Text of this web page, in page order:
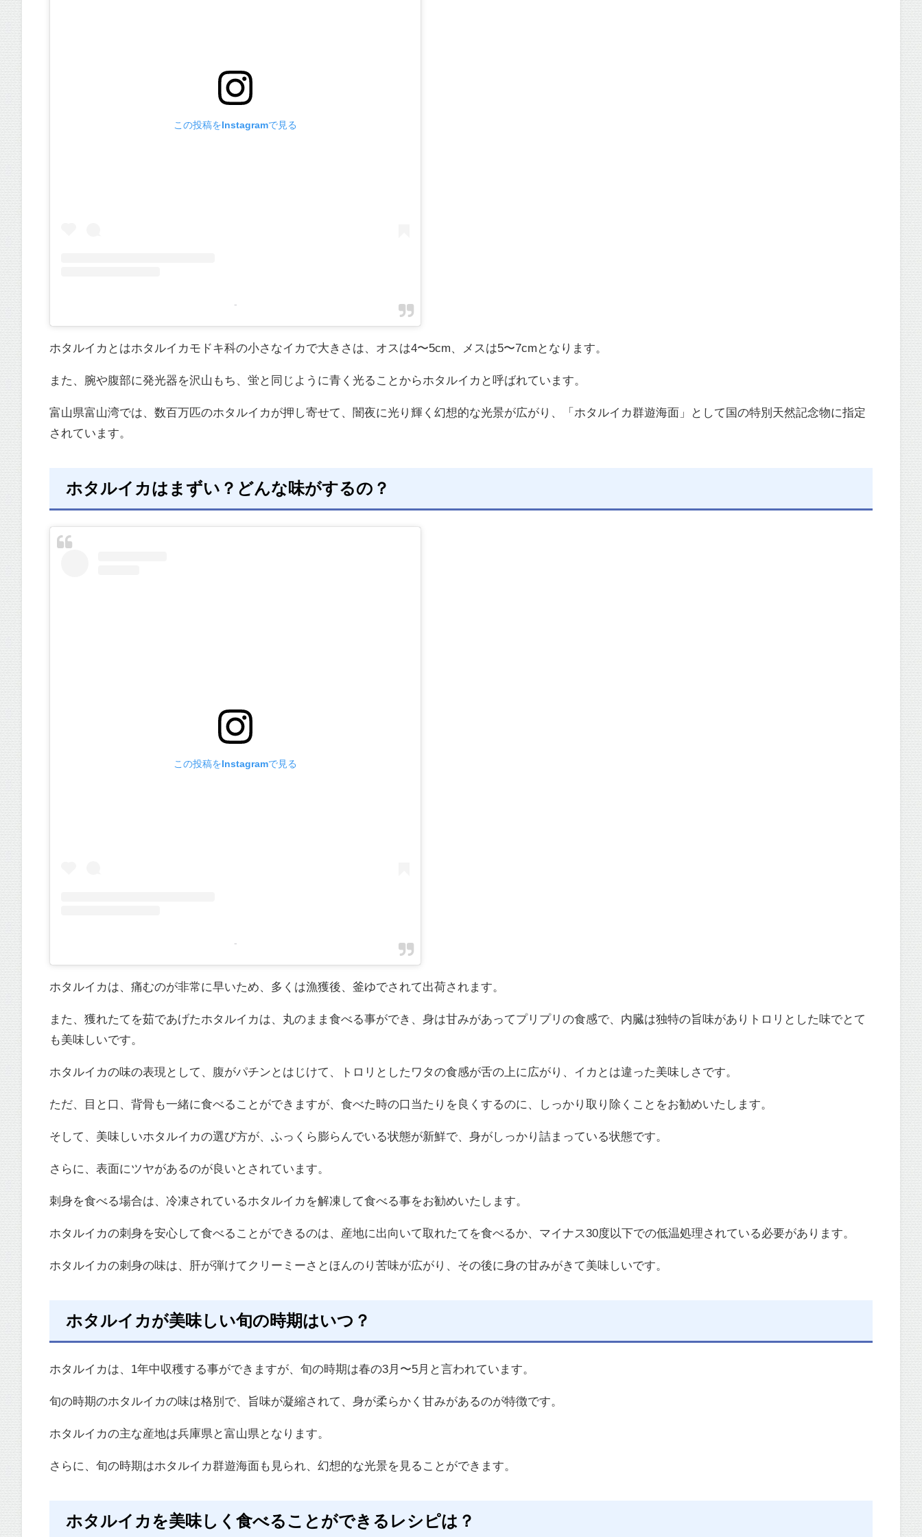
この投稿をInstagramで見る
-
ホタルイカとはホタルイカモドキ科の小さなイカで大きさは、オスは4〜5cm、メスは5〜7cmとなります。
また、腕や腹部に発光器を沢山もち、蛍と同じように青く光ることからホタルイカと呼ばれています。
富山県富山湾では、数百万匹のホタルイカが押し寄せて、闇夜に光り輝く幻想的な光景が広がり、「ホタルイカ群遊海面」として国の特別天然記念物に指定
されています。
ホタルイカはまずい？どんな味がするの？
この投稿をInstagramで見る
-
ホタルイカは、痛むのが非常に早いため、多くは漁獲後、釜ゆでされて出荷されます。
また、獲れたてを茹であげたホタルイカは、丸のまま食べる事ができ、身は甘みがあってプリプリの食感で、内臓は独特の旨味がありトロリとした味でとて
も美味しいです。
ホタルイカの味の表現として、腹がパチンとはじけて、トロリとしたワタの食感が舌の上に広がり、イカとは違った美味しさです。
ただ、目と口、背骨も一緒に食べることができますが、食べた時の口当たりを良くするのに、しっかり取り除くことをお勧めいたします。
そして、美味しいホタルイカの選び方が、ふっくら膨らんでいる状態が新鮮で、身がしっかり詰まっている状態です。
さらに、表面にツヤがあるのが良いとされています。
刺身を食べる場合は、冷凍されているホタルイカを解凍して食べる事をお勧めいたします。
ホタルイカの刺身を安心して食べることができるのは、産地に出向いて取れたてを食べるか、マイナス30度以下での低温処理されている必要があります。
ホタルイカの刺身の味は、肝が弾けてクリーミーさとほんのり苦味が広がり、その後に身の甘みがきて美味しいです。
ホタルイカが美味しい旬の時期はいつ？
ホタルイカは、1年中収穫する事ができますが、旬の時期は春の3月〜5月と言われています。
旬の時期のホタルイカの味は格別で、旨味が凝縮されて、身が柔らかく甘みがあるのが特徴です。
ホタルイカの主な産地は兵庫県と富山県となります。
さらに、旬の時期はホタルイカ群遊海面も見られ、幻想的な光景を見ることができます。
ホタルイカを美味しく食べることができるレシピは？